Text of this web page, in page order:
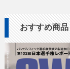
おすすめ商品